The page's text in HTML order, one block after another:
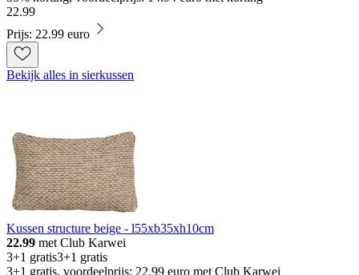
22.99
Prijs: 22.99 euro
Bekijk alles in sierkussen
Kussen structure beige - l55xb35xh10cm
22.99 met Club Karwei
3+1 gratis3+1 gratis
3+1 gratis, voordeelprijs: 22.99 euro met Club Karwei